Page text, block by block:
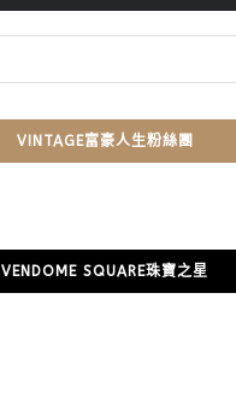
VINTAGE富豪人生粉絲團
VENDOME SQUARE珠寶之星